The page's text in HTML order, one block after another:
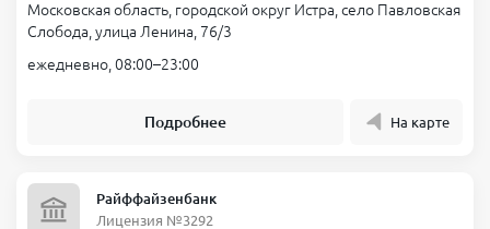
Московская область, городской округ Истра, село Павловская
Слобода, улица Ленина, 76/3
ежедневно, 08:00–23:00
Подробнее На карте
Райффайзенбанк
Лицензия №3292